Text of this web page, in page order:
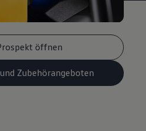
öffnen
Zubehörangeboten